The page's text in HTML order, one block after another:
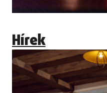
Hírek